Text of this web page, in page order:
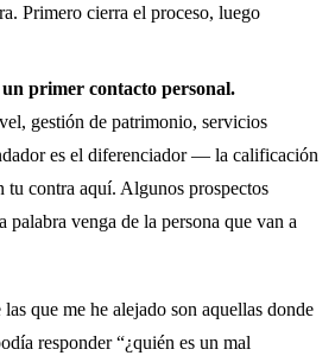
Primero cierra el proceso, luego
primer contacto personal.
gestión de patrimonio, servicios
es el diferenciador — la calificación
tu contra aquí. Algunos prospectos
palabra venga de la persona que van a
que me he alejado son aquellas donde
responder “¿quién es un mal